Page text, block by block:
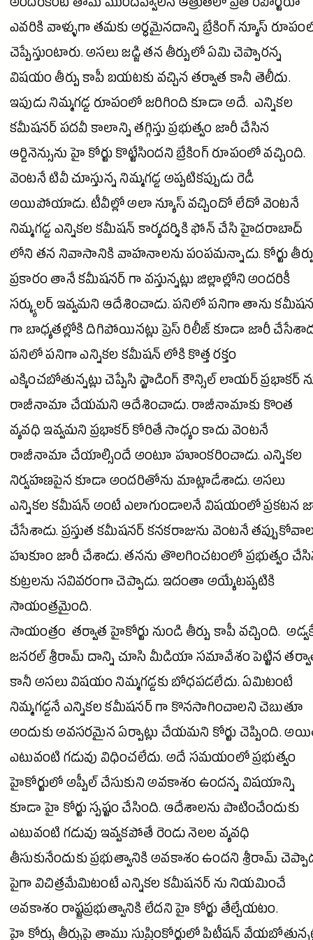
అందరికంటే తామే ముందివ్వాలనే ఆత్రుతలో ప్రతి రిపోర్టరూ
ఎవరికి వాళ్ళుగా తమకు అర్ధమైనదాన్ని బ్రేకింగ్ న్యూస్
చెప్పేస్తుంటారు. అసలు జడ్జి తన తీర్పులో ఏమి చెప్పారన్న
విషయం తీర్పు కాపీ బయటకు వచ్చిన తర్వాత కానీ తెలీదు.
ఇపుడు నిమ్మగడ్డ రూపంలో జరిగింది కూడా అదే. ఎన్నికల
కమీషనర్ పదవీ కాలాన్ని తగ్గిస్తు ప్రభుత్వం జారీ చేసిన
ఆర్డినెన్సును హై కోర్టు కొట్టేసిందని బ్రేకింగ్ రూపంలో వచ్చింది.
వెంటనే టివీ చూస్తున్న నిమ్మగడ్డ అప్పటికప్పుడు రెడీ
అయిపోయాడు. టీవీల్లో అలా న్యూస్ వచ్చిందో లేదో వెంటనే
నిమ్మగడ్డ ఎన్నికల కమీషన్ కార్యదర్శికిఫోన్చేసిహైదరాబాద్
లోని తన నివాసానికి వాహనాలను పంపమన్నాడు. కోర్టు
ప్రకారం తానే కమీషనర్ గా వస్తున్నట్లు జిల్లాల్లోని అందరికీ
సర్క్యులర్ ఇవ్వమని ఆదేశించాడు. పనిలో పనిగా తాను
గా బాధ్యతల్లోకి దిగిపోయినట్లుప్రెస్ రిలీజ్ కూడా జారీ
పనిలో పనిగా ఎన్నికల కమీషన్ లోకి కొత్త రక్తం
ఎక్కించబోతున్నట్లు చెప్పేసి స్టాడింగ్ కౌన్సిల్ లాయర్ప్రభాకర్
రాజీనామా చేయమని ఆదేశించాడు. రాజీనామాకు కొంత
వ్యవధి ఇవ్వమని ప్రభాకర్కోరితే సాధ్యం కాదు వెంటనే
రాజీనామా చేయాల్సిందే అంటూ హూంకరించాడు. ఎన్నికల
నిర్వహణపైన కూడా అందరితోను మాట్లాడేశాడు. అసలు
ఎన్నికల కమీషన్ అంటే ఎలాగుండాలనే విషయంలో ప్రకటన
చేసేశాడు. ప్రస్తుత కమీషనర్ కనకరాజును వెంటనే
హుకూం జారీ చేశాడు. తనను తొలగించటంలో ప్రభుత్వం
కుట్రలను సవివరంగా చెప్పాడు. ఇదంతా అయ్యేటప్పటికి
సాయంత్రమైంది.
సాయంత్రం తర్వాత హైకోర్టు నుండి తీర్పు కాపీ వచ్చింది.
జనరల్ శ్రీరామ్ దాన్ని చూసి మీడియాసమావేశం పెట్టిన
కానీ అసలు విషయం నిమ్మగడ్డకు బోధపడలేదు. ఏమిటంటే
నిమ్మగడ్డనే ఎన్నికల కమీషనర్ గా కొనసాగించాలని చెబుతూ
అందుకు అవసరమైన ఏర్పాట్లు చేయమని కోర్టు చెప్పింది.
ఎటువంటి గడువు విధించలేదు. అదే సమయంలో ప్రభుత్వం
హైకోర్టులో అప్పీల్ చేసుకుని అవకాశం ఉందన్న విషయాన్ని
కూడా హై కోర్టు స్పష్టం చేసింది. ఆదేశాలను పాటించేందుకు
ఎటువంటి గడువు ఇవ్వకపోతే రెండు నెలల వ్యవధి
తీసుకునేందుకు ప్రభుత్వానికి అవకాశం ఉందని శ్రీరామ్
పైగా విచిత్రమేమిటంటే ఎన్నికల కమీషనర్ ను నియమించే
అవకాశం రాష్ట్రప్రభుత్వానికి లేదని హై కోర్టు తేల్చేయటం.
హై కోర్పు తీర్పుపై తాము సుప్రింకోర్టులో పిటీషన్